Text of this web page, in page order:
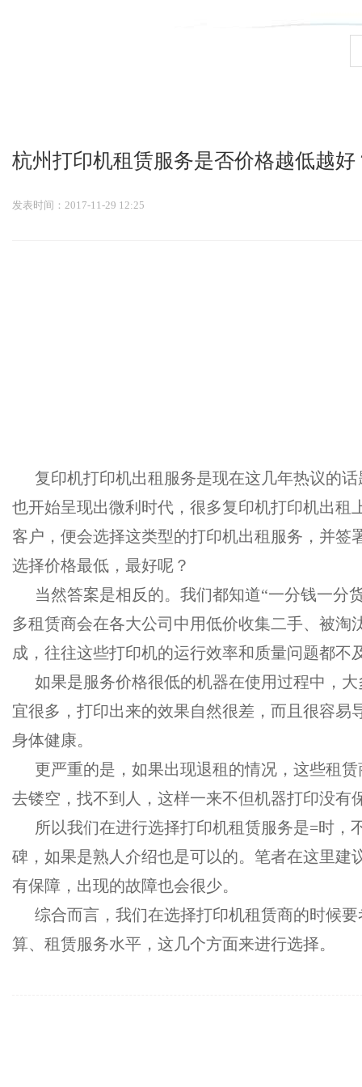
杭州打印机租赁服务是否价格越低越
发表时间：2017-11-29 12:25
复印机打印机出租服务是现在这几年热议的
也开始呈现出微利时代，很多复印机打印机出租
客户，便会选择这类型的打印机出租服务，并
选择价格最低，最好呢？
当然答案是相反的。我们都知道“一分钱一分
多租赁商会在各大公司中用低价收集二手、被
成，往往这些打印机的运行效率和质量问题都不
如果是服务价格很低的机器在使用过程中，
宜很多，打印出来的效果自然很差，而且很容
身体健康。
更严重的是，如果出现退租的情况，这些租
去镂空，找不到人，这样一来不但机器打印没有
所以我们在进行选择打印机租赁服务是=时，
碑，如果是熟人介绍也是可以的。笔者在这里
有保障，出现的故障也会很少。
综合而言，我们在选择打印机租赁商的时候
算、租赁服务水平，这几个方面来进行选择。